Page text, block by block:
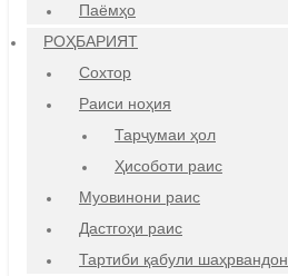
Паёмҳо
РОҲБАРИЯТ
Сохтор
Раиси ноҳия
Тарҷумаи ҳол
Ҳисоботи раис
Муовинони раис
Дастгоҳи раис
Тартиби қабули шаҳрвандон